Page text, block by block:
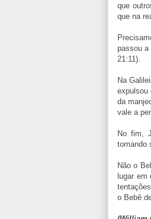
que
que na
passou a
21:11).
Na
expulsou
da
vale a
No fim,
tomando
Não o
lugar em
o Bebê